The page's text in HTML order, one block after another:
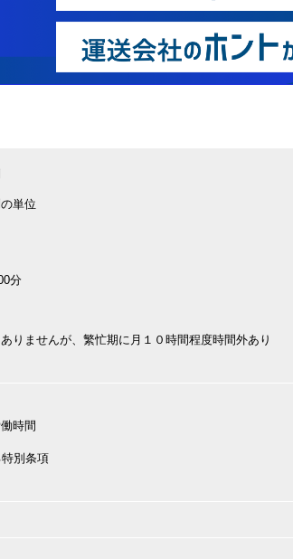
単位
分
りませんが、繁忙期に月１０時間程度時間外あり
時間
別条項